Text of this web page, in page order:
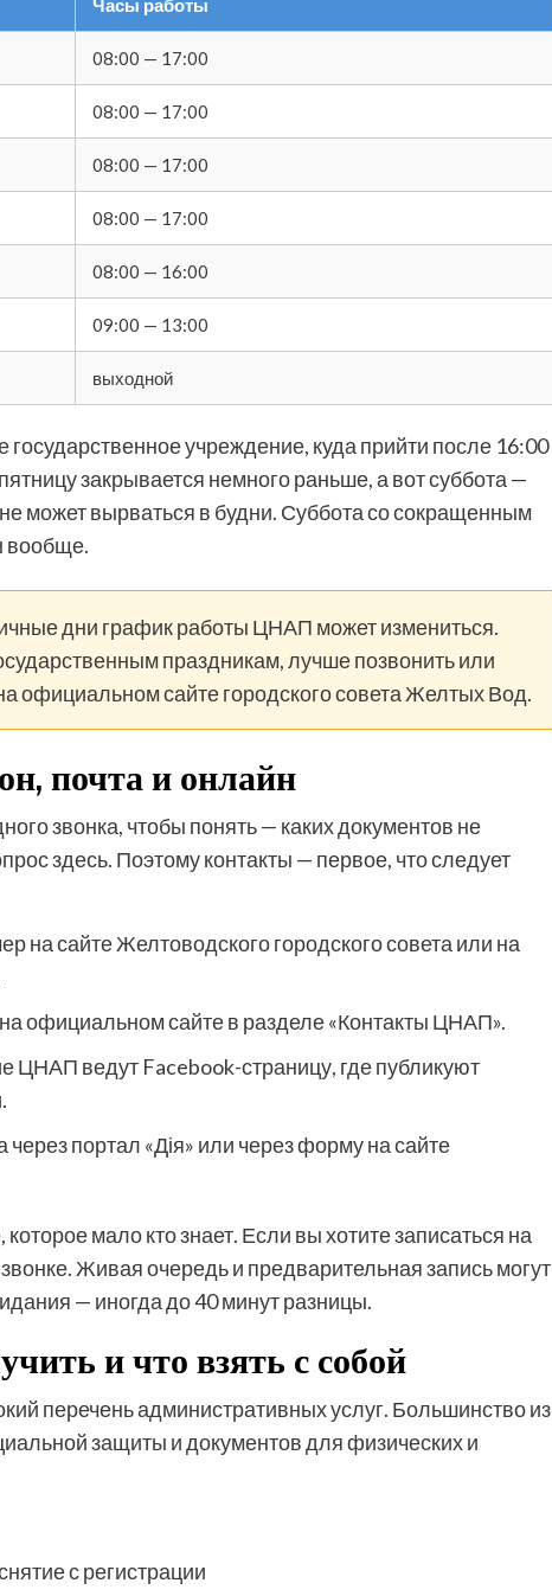
Часы работы
08:00 — 17:00
08:00 — 17:00
08:00 — 17:00
08:00 — 17:00
08:00 — 16:00
09:00 — 13:00
выходной
учреждение, куда прийти после 16:00
закрывается немного раньше, а вот суббота —
может вырваться в будни. Суббота со сокращенным
вообще.
дни график работы ЦНАП может измениться.
праздникам, лучше позвонить или
официальном сайте городского совета Желтых Вод.
почта и онлайн
звонка, чтобы понять — каких документов не
здесь. Поэтому контакты — первое, что следует
на сайте Желтоводского городского совета или на
официальном сайте в разделе «Контакты ЦНАП».
ЦНАП ведут Facebook-страницу, где публикуют
портал «Дія» или через форму на сайте
мало кто знает. Если вы хотите записаться на
Живая очередь и предварительная запись могут
— иногда до 40 минут разницы.
и что взять с собой
перечень административных услуг. Большинство из
защиты и документов для физических и
с регистрации